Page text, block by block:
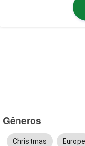
Gêneros
Christmas Europe